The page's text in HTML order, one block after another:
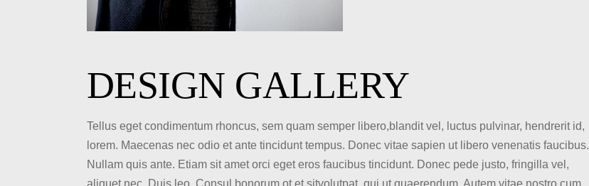
DESIGN GALLERY
Tellus eget condimentum rhoncus, sem quam semper libero,blandit vel, luctus pulvinar, hendrerit id,
lorem. Maecenas nec odio et ante tincidunt tempus. Donec vitae sapien ut libero venenatis faucibus.
Nullam quis ante. Etiam sit amet orci eget eros faucibus tincidunt. Donec pede justo, fringilla vel,
aliquet nec. Duis leo. Consul bonorum ot et sitvolutpat, qui ut quaerendum. Autem vitae nostro cum